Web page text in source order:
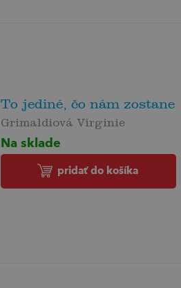
To jediné, čo nám zostane
Grimaldiová Virginie
Na sklade
pridať do košíka